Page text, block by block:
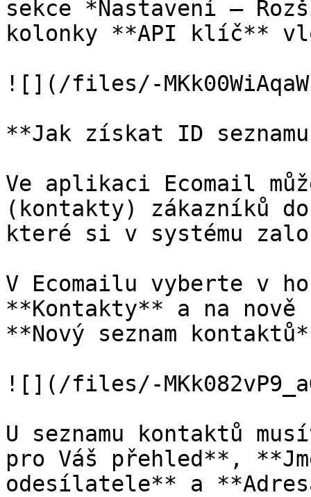
sekce *Nastavení –
kolonky **API klíč**
![](/files/-
**Jak získat ID
Ve aplikaci Ecomail
(kontakty) zákazníků
které si v systému
V Ecomailu vyberte v
**Kontakty** a na
**Nový seznam
![](/files/-
U seznamu kontaktů
pro Váš přehled**,
odesílatele** a